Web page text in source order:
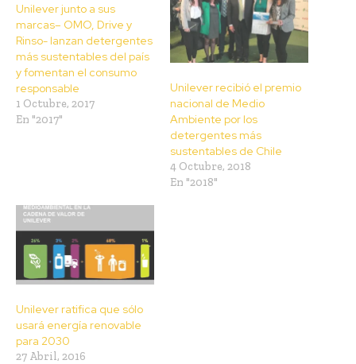
Unilever junto a sus
marcas– OMO, Drive y
Rinso- lanzan detergentes
más sustentables del país
y fomentan el consumo
responsable
1 Octubre, 2017
En "2017"
Unilever recibió el premio
nacional de Medio
Ambiente por los
detergentes más
sustentables de Chile
4 Octubre, 2018
En "2018"
Unilever ratifica que sólo
usará energía renovable
para 2030
27 Abril, 2016